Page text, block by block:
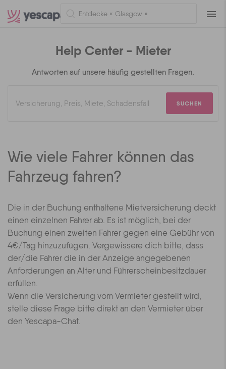
Help Center - Mieter
Antworten auf unsere häufig gestellten Fragen.
SUCHEN
Wie viele Fahrer können das
Fahrzeug fahren?
Die in der Buchung enthaltene Mietversicherung deckt
einen einzelnen Fahrer ab. Es ist möglich, bei der
Buchung einen zweiten Fahrer gegen eine Gebühr von
4€/Tag hinzuzufügen. Vergewissere dich bitte, dass
der/die Fahrer die in der Anzeige angegebenen
Anforderungen an Alter und Führerscheinbesitzdauer
erfüllen.
Wenn die Versicherung vom Vermieter gestellt wird,
stelle diese Frage bitte direkt an den Vermieter über
den Yescapa-Chat.